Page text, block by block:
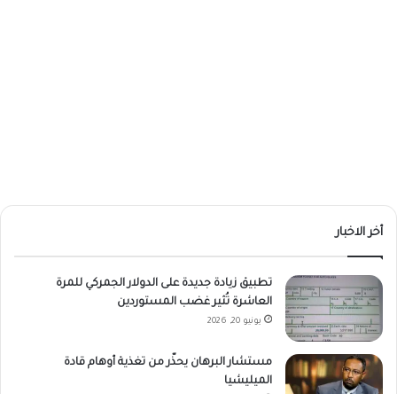
أخر الاخبار
تطبيق زيادة جديدة على الدولار الجمركي للمرة
العاشرة تُثير غضب المستوردين
يونيو 20, 2026
مستشار البرهان يحذّر من تغذية أوهام قادة
الميليشيا